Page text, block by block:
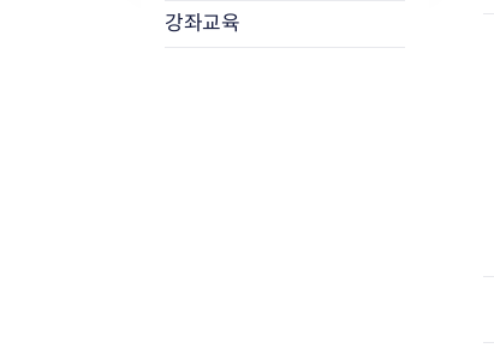
강좌교육